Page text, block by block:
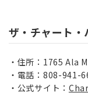
ザ・チャート・
住所：1765 Ala
電話：808-941-
公式サイト：